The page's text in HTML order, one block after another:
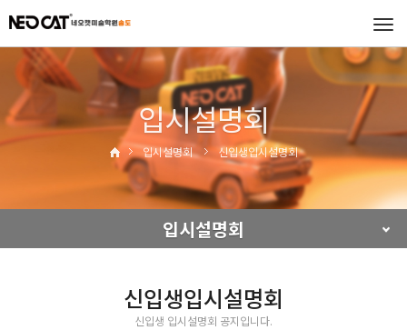
입시설명회
입시설명회 신입생입시설명회
입시설명회
신입생입시설명회
신입생 입시설명회 공지입니다.